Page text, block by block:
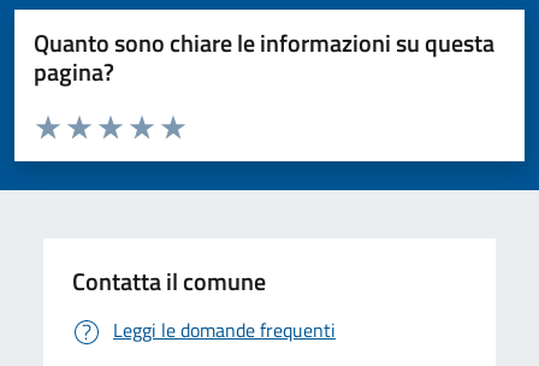
Quanto sono chiare le informazioni su questa
pagina?
Valuta da 1 a 5 stelle la pagina
Valuta 5 stelle su 5
Valuta 4 stelle su 5
Valuta 3 stelle su 5
Valuta 2 stelle su 5
Valuta 1 stelle su 5
Contatta il comune
Leggi le domande frequenti